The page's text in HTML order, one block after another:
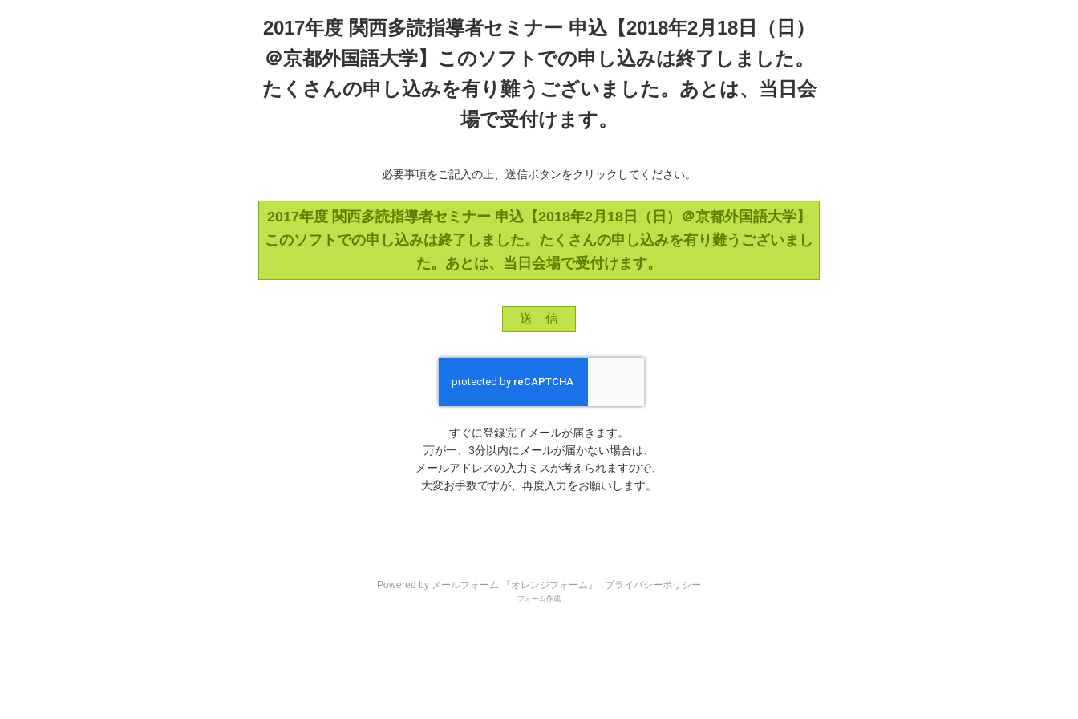
2017年度 関西多読指導者セミナー 申込【2018年2月18日（日）
＠京都外国語大学】このソフトでの申し込みは終了しました。
たくさんの申し込みを有り難うございました。あとは、当日会
場で受付けます。
必要事項をご記入の上、送信ボタンをクリックしてください。
2017年度 関西多読指導者セミナー 申込【2018年2月18日（日）＠京都外国語大学】
このソフトでの申し込みは終了しました。たくさんの申し込みを有り難うございまし
た。あとは、当日会場で受付けます。
すぐに登録完了メールが届きます。
万が一、3分以内にメールが届かない場合は、
メールアドレスの入力ミスが考えられますので、
大変お手数ですが、再度入力をお願いします。
Powered by メールフォーム 『オレンジフォーム』 プライバシーポリシー
フォーム作成